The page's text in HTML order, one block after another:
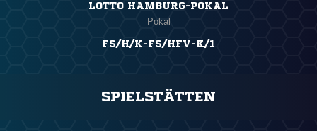
LOTTO HAMBURG-POKAL
Pokal
FS/H/K-FS/HFV-K/1
SPIELSTÄTTEN